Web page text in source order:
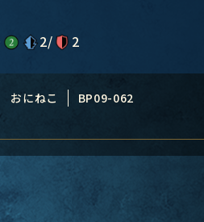
2/ 2
おにねこ BP09-062